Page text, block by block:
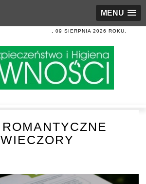
MENU
, 09 SIERPNIA 2026 ROKU.
ROMANTYCZNE
WIECZORY